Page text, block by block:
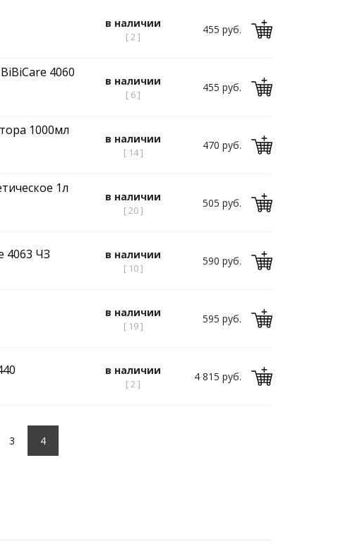
в наличии
[ 2 ]
455 руб.
4060
в наличии
[ 6 ]
455 руб.
1000мл
в наличии
[ 14 ]
470 руб.
1л
в наличии
[ 20 ]
505 руб.
4063 ЧЗ в наличии
[ 10 ]
590 руб.
в наличии
[ 19 ]
595 руб.
в наличии
[ 2 ]
4 815 руб.
3 4